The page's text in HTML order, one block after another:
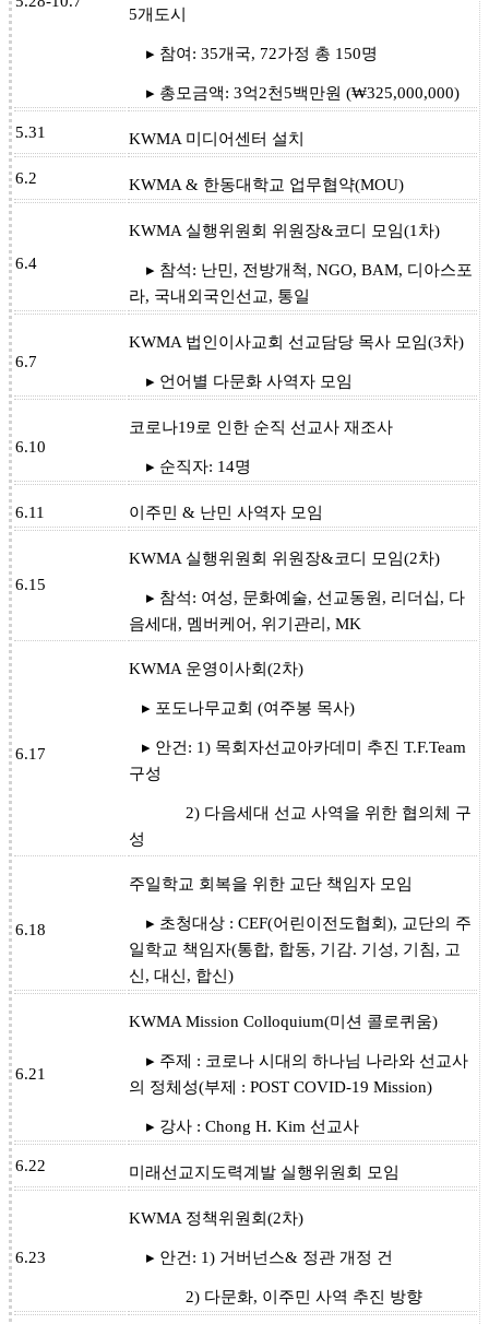
5개도시
▸ 참여: 35개국, 72가정 총 150명
▸ 총모금액: 3억2천5백만원 (₩325,000,000)
5.31 KWMA 미디어센터 설치
6.2 KWMA & 한동대학교 업무협약(MOU)
6.4
KWMA 실행위원회 위원장&코디 모임(1차)
▸ 참석: 난민, 전방개척, NGO, BAM, 디아스포
라, 국내외국인선교, 통일
6.7
KWMA 법인이사교회 선교담당 목사 모임(3차)
▸ 언어별 다문화 사역자 모임
6.10
코로나19로 인한 순직 선교사 재조사
▸ 순직자: 14명
6.11 이주민 & 난민 사역자 모임
6.15
KWMA 실행위원회 위원장&코디 모임(2차)
▸ 참석: 여성, 문화예술, 선교동원, 리더십, 다
음세대, 멤버케어, 위기관리, MK
6.17
KWMA 운영이사회(2차)
▸ 포도나무교회 (여주봉 목사)
▸ 안건: 1) 목회자선교아카데미 추진 T.F.Team
구성
2) 다음세대 선교 사역을 위한 협의체 구
성
6.18
주일학교 회복을 위한 교단 책임자 모임
▸ 초청대상 : CEF(어린이전도협회), 교단의 주
일학교 책임자(통합, 합동, 기감. 기성, 기침, 고
신, 대신, 합신)
6.21
KWMA Mission Colloquium(미션 콜로퀴움)
▸ 주제 : 코로나 시대의 하나님 나라와 선교사
의 정체성(부제 : POST COVID-19 Mission)
▸ 강사 : Chong H. Kim 선교사
6.22 미래선교지도력계발 실행위원회 모임
6.23
KWMA 정책위원회(2차)
▸ 안건: 1) 거버넌스& 정관 개정 건
2) 다문화, 이주민 사역 추진 방향